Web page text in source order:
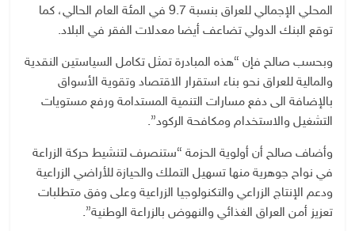
المحلي الإجمالي للعراق بنسبة 9.7 في المئة العام الحالي، كما
توقع البنك الدولي تضاعف أيضا معدلات الفقر في البلاد.
وبحسب صالح فإن “هذه المبادرة تمثل تكامل السياستين النقدية
والمالية للعراق نحو بناء استقرار الاقتصاد وتقوية الأسواق
بالإضافة الى دفع مسارات التنمية المستدامة ورفع مستويات
التشغيل والاستخدام ومكافحة الركود”.
وأضاف صالح أن أولوية الحزمة “ستنصرف لتنشيط حركة الزراعة
في نواح جوهرية منها تسهيل التملك والحيازة للأراضي الزراعية
ودعم الإنتاج الزراعي والتكنولوجيا الزراعية وعلى وفق متطلبات
تعزيز أمن العراق الغذائي والنهوض بالزراعة الوطنية”.